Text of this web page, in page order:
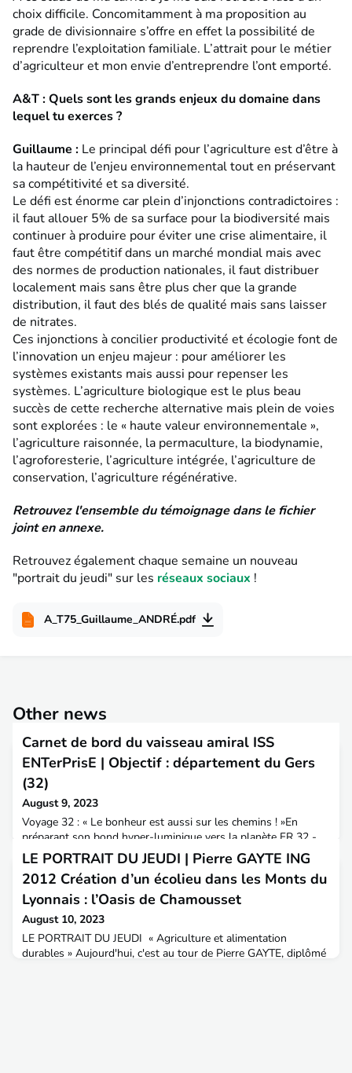
choix difficile. Concomitamment à ma proposition au
grade de divisionnaire s’offre en effet la possibilité de
reprendre l’exploitation familiale. L’attrait pour le métier
d’agriculteur et mon envie d’entreprendre l’ont emporté.
A&T : Quels sont les grands enjeux du domaine dans
lequel tu exerces ?
Guillaume : Le principal défi pour l’agriculture est d’être à
la hauteur de l’enjeu environnemental tout en préservant
sa compétitivité et sa diversité.
Le défi est énorme car plein d’injonctions contradictoires :
il faut allouer 5% de sa surface pour la biodiversité mais
continuer à produire pour éviter une crise alimentaire, il
faut être compétitif dans un marché mondial mais avec
des normes de production nationales, il faut distribuer
localement mais sans être plus cher que la grande
distribution, il faut des blés de qualité mais sans laisser
de nitrates.
Ces injonctions à concilier productivité et écologie font de
l’innovation un enjeu majeur : pour améliorer les
systèmes existants mais aussi pour repenser les
systèmes. L’agriculture biologique est le plus beau
succès de cette recherche alternative mais plein de voies
sont explorées : le « haute valeur environnementale »,
l’agriculture raisonnée, la permaculture, la biodynamie,
l’agroforesterie, l’agriculture intégrée, l’agriculture de
conservation, l’agriculture régénérative.
Retrouvez l'ensemble du témoignage dans le fichier
joint en annexe.
Retrouvez également chaque semaine un nouveau
"portrait du jeudi" sur les réseaux sociaux !
A_T75_Guillaume_ANDRÉ.pdf
Other news
Carnet de bord du vaisseau amiral ISS
ENTerPrisE | Objectif : département du Gers
(32)
August 9, 2023
Voyage 32 : « Le bonheur est aussi sur les chemins ! »En
préparant son bond hyper-luminique vers la planète FR 32 -
Gers, la mission StarITPEtrek salivait intensément à l’évocation
des produits que cet astre exporte aux 4 coins de l’espace pour
le plus grand plaisir de tous les palais intergalactiques. Elle
rêvait par avance de pouvoir toucher du doigt ce fameux
bonheur qui serait dans le pré, dan
LE PORTRAIT DU JEUDI | Pierre GAYTE ING
2012 Création d’un écolieu dans les Monts du
Lyonnais : l’Oasis de Chamousset
August 10, 2023
LE PORTRAIT DU JEUDI « Agriculture et alimentation
durables » Aujourd'hui, c'est au tour de Pierre GAYTE, diplômé